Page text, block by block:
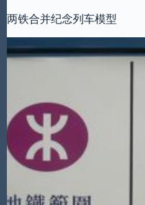
两铁合并纪念列车模型